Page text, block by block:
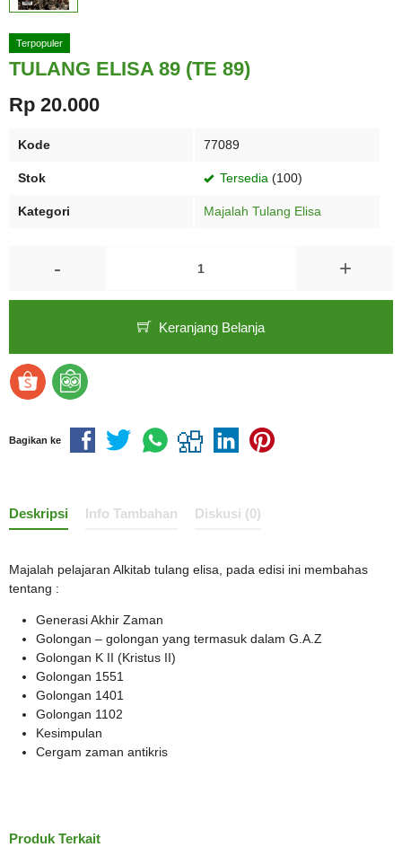
Terpopuler
TULANG ELISA 89 (TE 89)
Rp 20.000
Kode 77089
Stok Tersedia (100)
Kategori Majalah Tulang Elisa
- +
Keranjang Belanja
Bagikan ke
Deskripsi Info Tambahan Diskusi (0)
Majalah pelajaran Alkitab tulang elisa, pada edisi ini membahas
tentang :
Generasi Akhir Zaman
Golongan – golongan yang termasuk dalam G.A.Z
Golongan K II (Kristus II)
Golongan 1551
Golongan 1401
Golongan 1102
Kesimpulan
Cergam zaman antikris
Produk Terkait